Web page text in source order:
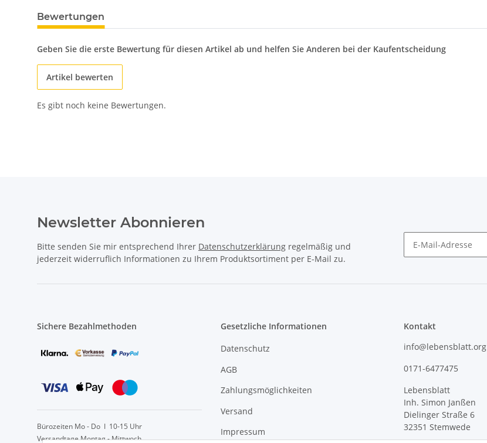
Bewertungen
Geben Sie die erste Bewertung für diesen Artikel ab und helfen Sie Anderen bei der Kaufentscheidung
Artikel bewerten
Es gibt noch keine Bewertungen.
Newsletter Abonnieren
Bitte senden Sie mir entsprechend Ihrer Datenschutzerklärung regelmäßig und
jederzeit widerruflich Informationen zu Ihrem Produktsortiment per E-Mail zu.
Sichere Bezahlmethoden
Bürozeiten Mo - Do I 10-15 Uhr
Versandtage Montag - Mittwoch
Gesetzliche Informationen
Datenschutz
AGB
Zahlungsmöglichkeiten
Versand
Impressum
Kontakt
info@lebensblatt.org
0171-6477475
Lebensblatt
Inh. Simon Janßen
Dielinger Straße 6
32351 Stemwede